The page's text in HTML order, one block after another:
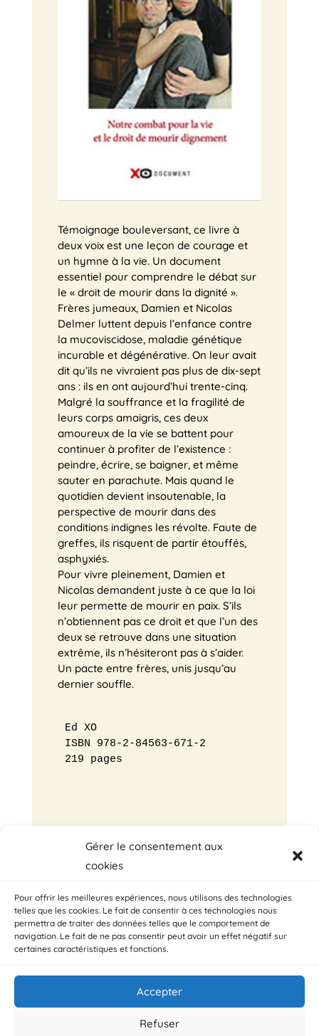
Gérer le consentement aux
cookies
Pour offrir les meilleures expériences, nous utilisons des technologies
telles que les cookies. Le fait de consentir à ces technologies nous
permettra de traiter des données telles que le comportement de
navigation. Le fait de ne pas consentir peut avoir un effet négatif sur
certaines caractéristiques et fonctions.
Accepter
Refuser
Témoignage bouleversant, ce livre à
deux voix est une leçon de courage et
un hymne à la vie. Un document
essentiel pour comprendre le débat sur
le « droit de mourir dans la dignité ».
Frères jumeaux, Damien et Nicolas
Delmer luttent depuis l’enfance contre
la mucoviscidose, maladie génétique
incurable et dégénérative. On leur avait
dit qu’ils ne vivraient pas plus de dix-sept
ans : ils en ont aujourd’hui trente-cinq.
Malgré la souffrance et la fragilité de
leurs corps amaigris, ces deux
amoureux de la vie se battent pour
continuer à profiter de l’existence :
peindre, écrire, se baigner, et même
sauter en parachute. Mais quand le
quotidien devient insoutenable, la
perspective de mourir dans des
conditions indignes les révolte. Faute de
greffes, ils risquent de partir étouffés,
asphyxiés.
Pour vivre pleinement, Damien et
Nicolas demandent juste à ce que la loi
leur permette de mourir en paix. S’ils
n’obtiennent pas ce droit et que l’un des
deux se retrouve dans une situation
extrême, ils n’hésiteront pas à s’aider.
Un pacte entre frères, unis jusqu’au
dernier souffle.
Ed XO
ISBN 978-2-84563-671-2
219 pages
© ADMD, Avenue Plasky 144 bte 3 / 1030 Bruxelles /
Belgique